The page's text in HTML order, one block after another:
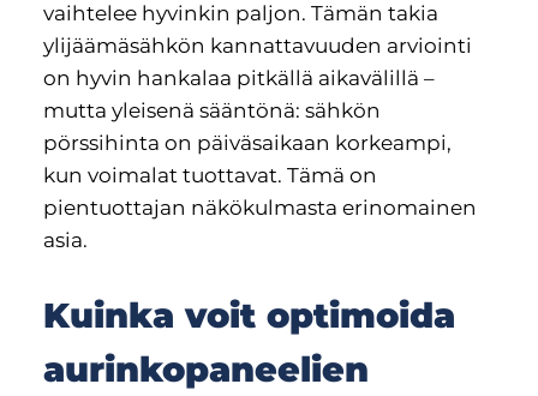
vaihtelee hyvinkin paljon. Tämän takia
ylijäämäsähkön kannattavuuden arviointi
on hyvin hankalaa pitkällä aikavälillä –
mutta yleisenä sääntönä: sähkön
pörssihinta on päiväsaikaan korkeampi,
kun voimalat tuottavat. Tämä on
pientuottajan näkökulmasta erinomainen
asia.
Kuinka voit optimoida
aurinkopaneelien